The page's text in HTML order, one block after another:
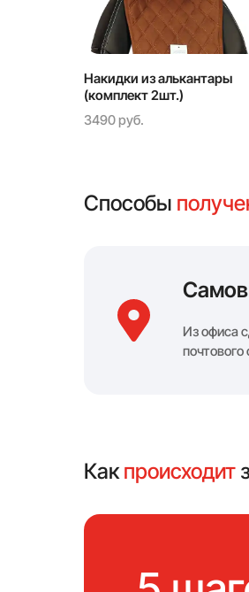
Накидки из алькантары
(комплект 2шт.)
3490 руб.
Способы
Из офиса
почтового
Какпроисходит